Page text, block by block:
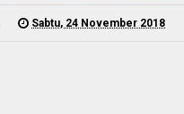
Sabtu, 24 November 2018